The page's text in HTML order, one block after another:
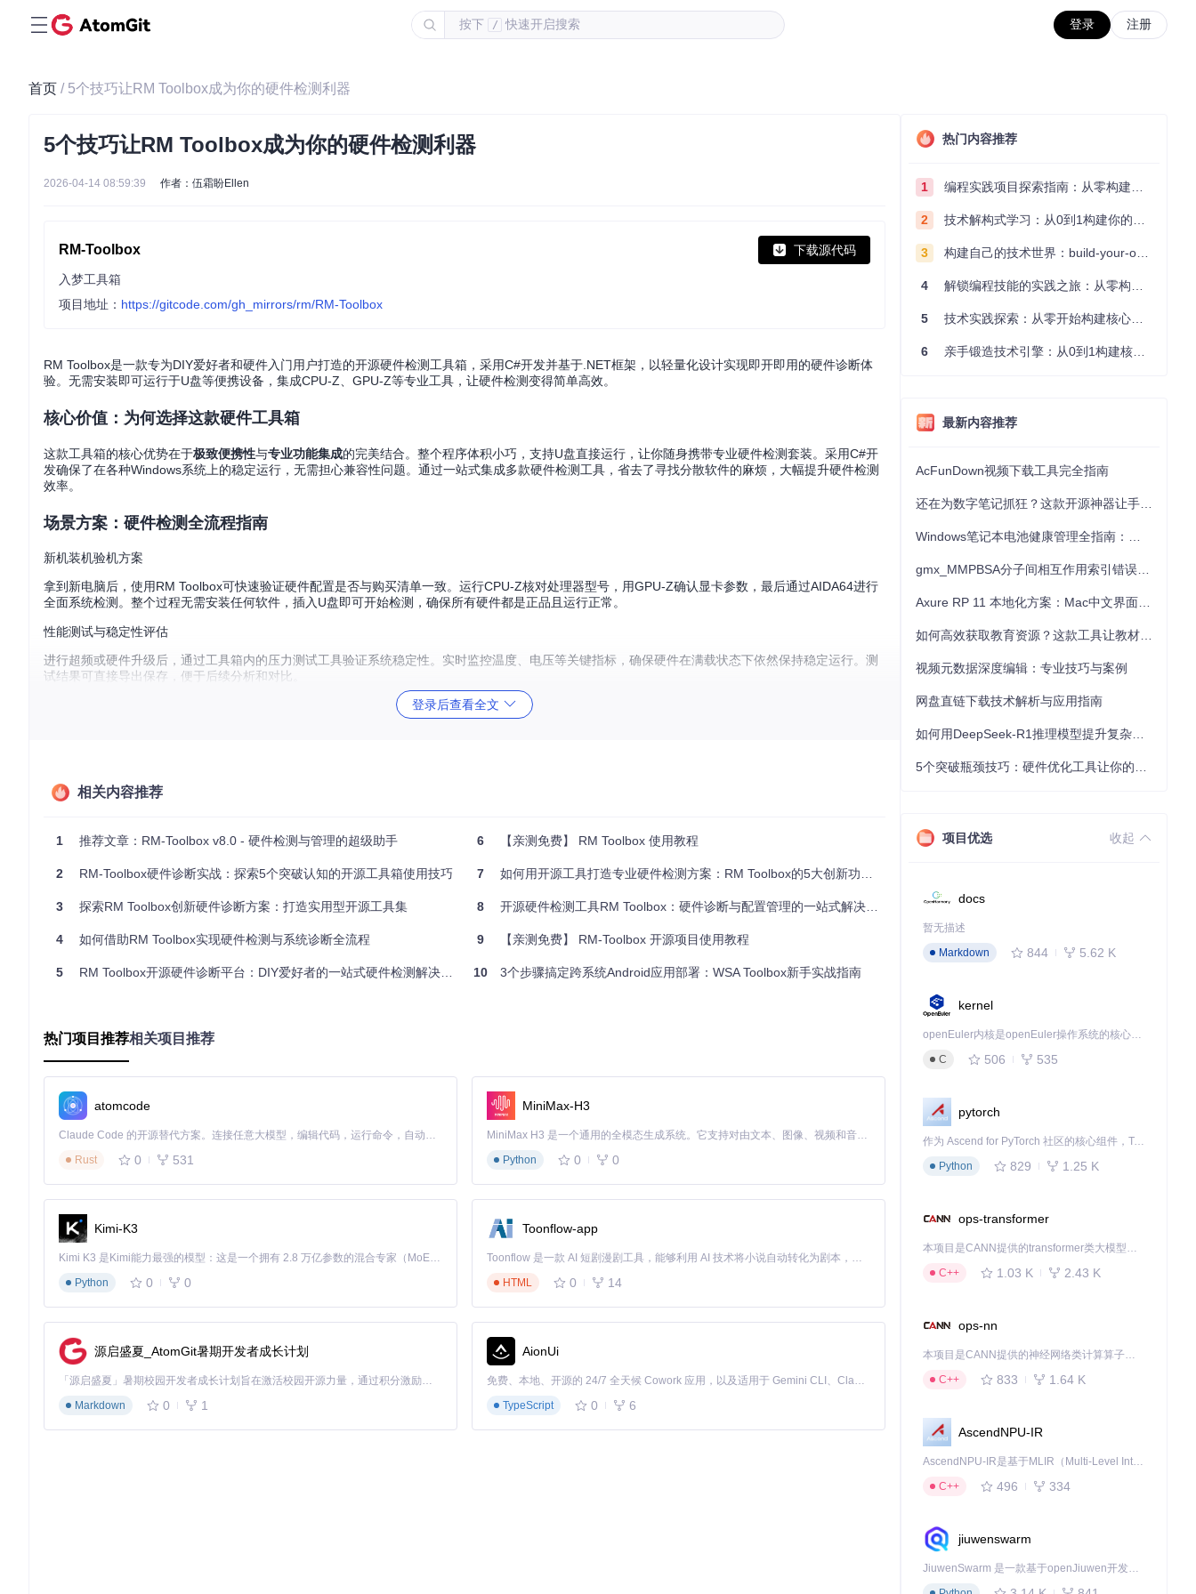
按下 / 快速开启搜索 登录 注册
首页 / 5个技巧让RM Toolbox成为你的硬件检测利器
5个技巧让RM Toolbox成为你的硬件检测利器
2026-04-14 08:59:39 作者：伍霜盼Ellen
RM-Toolbox 下载源代码
入梦工具箱
项目地址： https://gitcode.com/gh_mirrors/rm/RM-Toolbox
RM Toolbox是一款专为DIY爱好者和硬件入门用户打造的开源硬件检测工具箱，采用C#开发并基于.NET框架，以轻量化设计实现即开即用的硬件诊断体
验。无需安装即可运行于U盘等便携设备，集成CPU-Z、GPU-Z等专业工具，让硬件检测变得简单高效。
核心价值：为何选择这款硬件工具箱
这款工具箱的核心优势在于极致便携性与专业功能集成的完美结合。整个程序体积小巧，支持U盘直接运行，让你随身携带专业硬件检测套装。采用C#开
发确保了在各种Windows系统上的稳定运行，无需担心兼容性问题。通过一站式集成多款硬件检测工具，省去了寻找分散软件的麻烦，大幅提升硬件检测
效率。
场景方案：硬件检测全流程指南
新机装机验机方案
拿到新电脑后，使用RM Toolbox可快速验证硬件配置是否与购买清单一致。运行CPU-Z核对处理器型号，用GPU-Z确认显卡参数，最后通过AIDA64进行
全面系统检测。整个过程无需安装任何软件，插入U盘即可开始检测，确保所有硬件都是正品且运行正常。
性能测试与稳定性评估
进行超频或硬件升级后，通过工具箱内的压力测试工具验证系统稳定性。实时监控温度、电压等关键指标，确保硬件在满载状态下依然保持稳定运行。测
试结果可直接导出保存，便于后续分析和对比。
进阶技巧：定制化工具配置方案
根据个人使用习惯，通过拖拽方式调整工具排列顺序，将最常用的工具放在显眼位置。这一功能可在
自定义列表.cs文件中进行二次开发，实现更个性化的
界面布局。
无论是笔记本电脑、台式机还是服务器，RM Toolbox都能提供相应的硬件检测支持。通过调整app.config
文件中的参数设置，可优化不同设备的检测精度
生态建设：参与开源项目的方式
官方文档提供了详细的使用说明和API接口文档，帮助开发者快速上手扩展功能。通过API/目录下的代码文件，你可以了解硬件信息获取的实现原理，为自
定义功能开发打下基础。
作为一款完全免费的开源工具，RM Toolbox证明了开源软件在专业领域的强大生命力。加入社区，一起打造更强大的硬件检测解决方案。
RM-Toolbox 下载源代码
入梦工具箱
登录后查看全文
相关内容推荐
1 推荐文章：RM-Toolbox v8.0 - 硬件检测与管理的超级助手
2 RM-Toolbox硬件诊断实战：探索5个突破认知的开源工具箱使用技巧
3 探索RM Toolbox创新硬件诊断方案：打造实用型开源工具集
4 如何借助RM Toolbox实现硬件检测与系统诊断全流程
5 RM Toolbox开源硬件诊断平台：DIY爱好者的一站式硬件检测解决方案
6 【亲测免费】 RM Toolbox 使用教程
7 如何用开源工具打造专业硬件检测方案：RM Toolbox的5大创新功能解析
8 开源硬件检测工具RM Toolbox：硬件诊断与配置管理的一站式解决方案
9 【亲测免费】 RM-Toolbox 开源项目使用教程
10 3个步骤搞定跨系统Android应用部署：WSA Toolbox新手实战指南
热门项目推荐相关项目推荐
atomcode
Claude Code 的开源替代方案。连接任意大模型，编辑代码，运行命令，自动验证 — 全自动执行。用 Rust 构建，极致性能。 ｜ An open-source alternative to Claude Code. Connect any LLM, edit code, run commands, and verify changes — autonomously. Built in Rust for speed. Get Started
Rust
0 531
MiniMax-H3
MiniMax H3 是一个通用的全模态生成系统。它支持对由文本、图像、视频和音频组成的多模态上下文进行统一理解，并能生成分辨率高达 2K、时长可达 15 秒的带原生立体声音频的视频。得益于面向任务泛化的系统设计，H3 在预训练阶段就已具备广泛的多模态上下文理解与生成能力，能够出色地执行复杂的多模态指令。
Python
0 0
Kimi-K3
Kimi K3 是Kimi能力最强的模型：这是一个拥有 2.8 万亿参数的混合专家（MoE）模型，具备原生视觉理解能力，并支持 100 万 token 的上下文窗口。
Python
0 0
Toonflow-app
Toonflow 是一款 AI 短剧漫剧工具，能够利用 AI 技术将小说自动转化为剧本，并结合 AI 生成的图片和视频，实现高效的短剧创作。借助 Toonflow，可以轻松完成从文字到影像的全流程，让短剧制作变得更加智能与便捷。
HTML
0 14
源启盛夏_AtomGit暑期开发者成长计划
「源启盛夏」暑期校园开发者成长计划旨在激活校园开源力量，通过积分激励、认证扶持、资源倾斜等形式，引导高校组织和开发者完成「入驻 — 建项目 — 做贡献 — 获认证 — 得资源」的完整闭环。无论你是想带领社团入驻平台的组织者，还是希望用代码贡献证明自己的开发者，都能在这里找到属于你的成长路径。
Markdown
0 1
AionUi
免费、本地、开源的 24/7 全天候 Cowork 应用，以及适用于 Gemini CLI、Claude Code、Codex、OpenCode、Qwen Code、Goose CLI、Auggie 等的 OpenClaw | 🌟 喜欢就点star吧
TypeScript
0 6
热门内容推荐
1 编程实践项目探索指南：从零构建技术能力体系
2 技术解构式学习：从0到1构建你的编程知识体系
3 构建自己的技术世界：build-your-own-x项目的实践探索指南
4 解锁编程技能的实践之旅：从零构建你的技术世界
5 技术实践探索：从零开始构建核心系统的实践指南
6 亲手锻造技术引擎：从0到1构建核心系统的实践指南
最新内容推荐
AcFunDown视频下载工具完全指南
视频元数据深度编辑：专业技巧与案例
网盘直链下载技术解析与应用指南
项目优选 收起
docs
暂无描述
Markdown
844 5.62 K
kernel
openEuler内核是openEuler操作系统的核心，既是系统性能与稳定性的基石，也是连接处理器、设备与服务的桥梁。
C
506 535
pytorch
作为 Ascend for PyTorch 社区的核心组件，TorchNPU 是昇腾专为 PyTorch 打造的深度学习适配插件，使 PyTorch 框架能够直接调用昇腾 NPU，为开发者提供昇腾 AI 处理器的超强算力。
Python
829 1.25 K
ops-transformer
本项目是CANN提供的transformer类大模型算子库，实现网络在NPU上加速计算。
C++
1.03 K 2.43 K
ops-nn
本项目是CANN提供的神经网络类计算算子库，实现网络在NPU上加速计算。
C++
833 1.64 K
AscendNPU-IR
AscendNPU-IR是基于MLIR（Multi-Level Intermediate Representation）构建的，面向昇腾亲和算子编译时使用的中间表示，提供昇腾完备表达能力，通过编译优化提升昇腾AI处理器计算效率，支持通过生态框架使能昇腾AI处理器与深度调优
C++
496 334
jiuwenswarm
JiuwenSwarm 是一款基于openJiuwen开发的智能AI Agent，它能够将大语言模型的强大能力，通过你日常使用的各类通讯应用，直接延伸至你的指尖。